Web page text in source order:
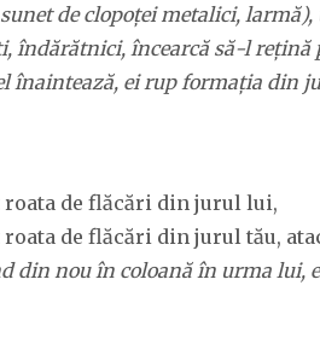
de clopoței metalici, larmă),
îndărătnici, încearcă să-l rețină
înaintează, ei rup formația din
roata de flăcări din jurul lui,
roata de flăcări din jurul tău,
din nou în coloană în urma lui,